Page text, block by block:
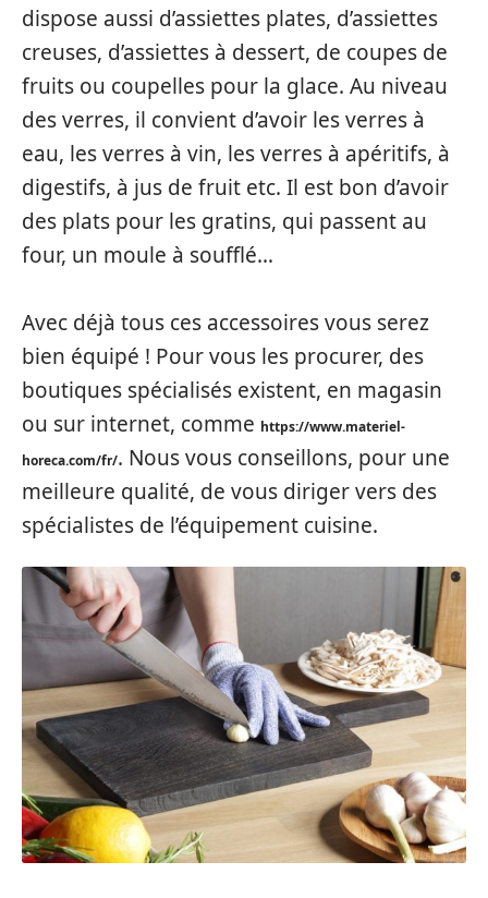
dispose aussi d’assiettes plates, d’assiettes
creuses, d’assiettes à dessert, de coupes de
fruits ou coupelles pour la glace. Au niveau
des verres, il convient d’avoir les verres à
eau, les verres à vin, les verres à apéritifs, à
digestifs, à jus de fruit etc. Il est bon d’avoir
des plats pour les gratins, qui passent au
four, un moule à soufflé…
Avec déjà tous ces accessoires vous serez
bien équipé ! Pour vous les procurer, des
boutiques spécialisés existent, en magasin
ou sur internet, comme https://www.materiel-
horeca.com/fr/. Nous vous conseillons, pour une
meilleure qualité, de vous diriger vers des
spécialistes de l’équipement cuisine.